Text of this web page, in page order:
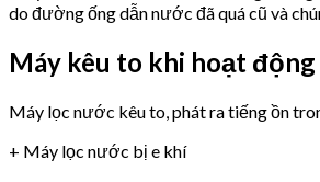
do đường ống dẫn nước đã quá cũ và
Máy kêu to khi hoạt động
Máy lọc nước kêu to, phát ra tiếng ồn
+ Máy lọc nước bị e khí